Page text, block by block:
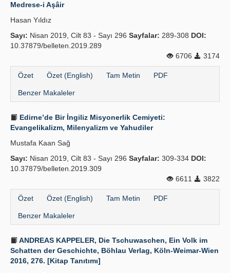
Medrese-i Aşâir
Hasan Yıldız
Sayı: Nisan 2019, Cilt 83 - Sayı 296 Sayfalar: 289-308 DOI:
10.37879/belleten.2019.289
6706
3174
Özet Özet (English) Tam Metin PDF
Benzer Makaleler
Edirne’de Bir İngiliz Misyonerlik Cemiyeti:
Evangelikalizm, Milenyalizm ve Yahudiler
Mustafa Kaan Sağ
Sayı: Nisan 2019, Cilt 83 - Sayı 296 Sayfalar: 309-334 DOI:
10.37879/belleten.2019.309
6611
3822
Özet Özet (English) Tam Metin PDF
Benzer Makaleler
ANDREAS KAPPELER, Die Tschuwaschen, Ein Volk im
Schatten der Geschichte, Böhlau Verlag, Köln-Weimar-Wien
2016, 276. [Kitap Tanıtımı]